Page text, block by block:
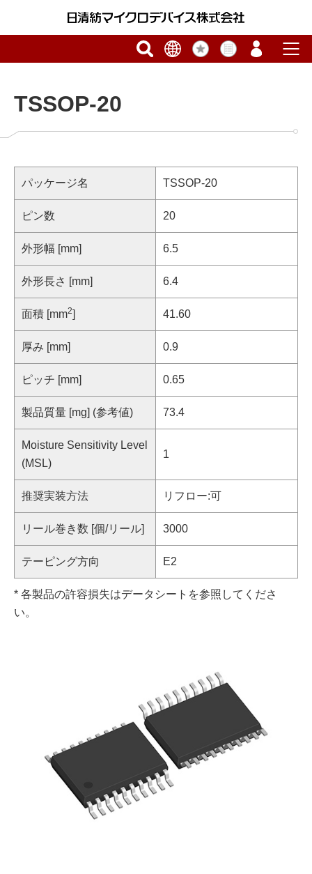
TSSOP-20
パッケージ名 TSSOP-20
ピン数 20
外形幅 [mm] 6.5
外形長さ [mm] 6.4
面積 [mm2] 41.60
厚み [mm] 0.9
ピッチ [mm] 0.65
製品質量 [mg] (参考値) 73.4
Moisture Sensitivity Level
(MSL)
1
推奨実装方法 リフロー:可
リール巻き数 [個/リール] 3000
テーピング方向 E2
* 各製品の許容損失はデータシートを参照してくださ
い。